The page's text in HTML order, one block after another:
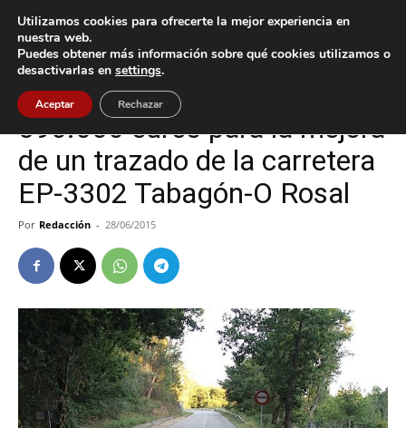
Inicio O Rosal
O Rosal
390.000 euros para la mejora
de un trazado de la carretera
EP-3302 Tabagón-O Rosal
Por Redacción - 28/06/2015
Utilizamos cookies para ofrecerte la mejor experiencia en
nuestra web.
Puedes obtener más información sobre qué cookies utilizamos o
desactivarlas en settings.
Aceptar Rechazar